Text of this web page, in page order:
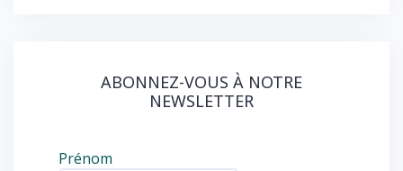
ABONNEZ-VOUS À NOTRE
NEWSLETTER
Prénom